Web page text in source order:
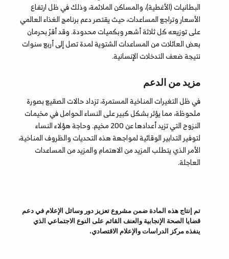
البطانيات (الأغطية)، والمساكن الملائمة، وذلك في ظل ارتفاع
الأسعار وتراجع المساعدات، حيث يقتصر دعم برنامج الغذاء العالمي
على توزيعه كل ثلاثة أشهر وبكميات محدودة. وقد أقرّ بحرمان
بعض العائلات من المساعدات الشتوية لمدة تصل إلى أربع سنوات
نتيجة ضعف التدخلات الإنسانية.
مزيد من الدعم
في ظل التغيرات المناخية المستمرة، تزداد حالات الصقيع بصورة
ملحوظة، مما يؤثر بشكل كبير على النساء الحوامل في مخيمات
النزوح التي تزيد أعدادها عن 200 مخيم. وحاجة هؤلاء النساء
لتوفير التدابير الوقائية لمواجهة هذه التحديات والظروف المناخية،
الأمر الذي يتطلب المزيد من الاهتمام والمزيد من المساعدات
العاجلة.
تم إنتاج هذه المادة ضمن مشروع تعزيز دور وسائل الإعلام في دعم
قضايا الصحة الإنجابية والعنف القائم على النوع الاجتماعي الذي
ينفذه مركز الدراسات والإعلام الاقتصادي.